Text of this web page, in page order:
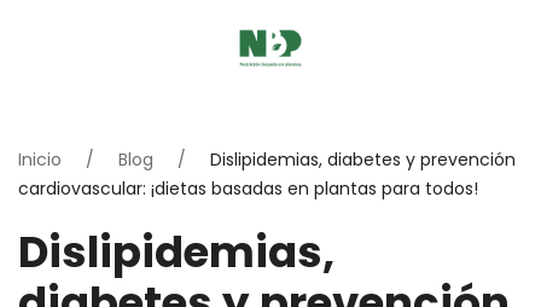
Inicio Blog
Dislipidemias, diabetes y prevención
cardiovascular: ¡dietas basadas en plantas para todos!
Dislipidemias,